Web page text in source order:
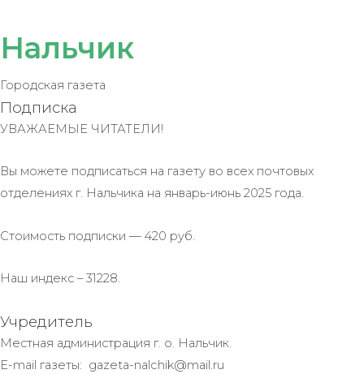
Нальчик
Городская газета
Подписка
УВАЖАЕМЫЕ ЧИТАТЕЛИ!
Вы можете подписаться на газету во всех почтовых
отделениях г. Нальчика на январь-июнь 2025 года.
Стоимость подписки — 420 руб.
Наш индекс – 31228.
Учредитель
Местная администрация г. о. Нальчик.
E-mail газеты: gazeta-nalchik@mail.ru